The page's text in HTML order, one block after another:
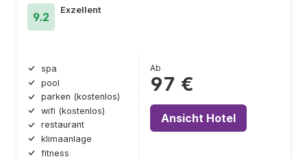
9.2
Exzellent
spa
pool
parken (kostenlos)
wifi (kostenlos)
restaurant
klimaanlage
fitness
Ab
97 €
Ansicht Hotel